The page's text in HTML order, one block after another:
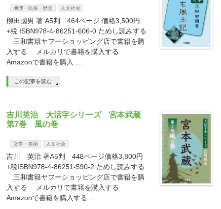
地理・民俗・歴史 人文社会
柳田國男 著 A5判 464ページ 価格3,500円
+税 ISBN978-4-86251-606-0 ためし読みする
三和書籍ヤフーショッピング店で書籍を購
入する メルカリで書籍を購入する
Amazonで書籍を購入 …
この記事を読む
吉川英治 大活字シリーズ 宮本武蔵
第7巻 風の巻
文学・美術 人文社会
吉川 英治 著A5判 448ページ価格3,800円
+税ISBN978-4-86251-590-2 ためし読みする
三和書籍ヤフーショッピング店で書籍を購
入する メルカリで書籍を購入する
Amazonで書籍を購入する …